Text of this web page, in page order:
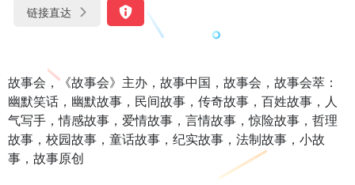
链接直达
故事会，《故事会》主办，故事中国，故事会，故事会萃：
幽默笑话，幽默故事，民间故事，传奇故事，百姓故事，人
气写手，情感故事，爱情故事，言情故事，惊险故事，哲理
故事，校园故事，童话故事，纪实故事，法制故事，小故
事，故事原创